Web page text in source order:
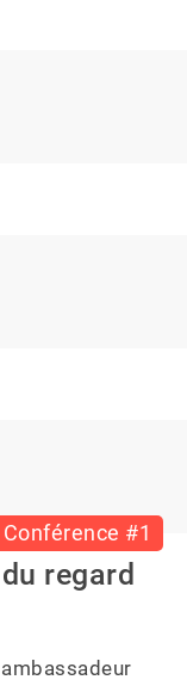
Conférence #1
regard